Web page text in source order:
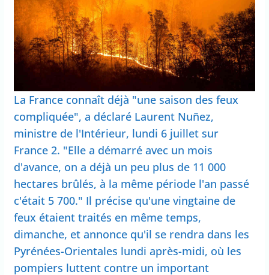
La France connaît déjà "une saison des feux
compliquée", a déclaré Laurent Nuñez,
ministre de l'Intérieur, lundi 6 juillet sur
France 2. "Elle a démarré avec un mois
d'avance, on a déjà un peu plus de 11 000
hectares brûlés, à la même période l'an passé
c'était 5 700." Il précise qu'une vingtaine de
feux étaient traités en même temps,
dimanche, et annonce qu'il se rendra dans les
Pyrénées-Orientales lundi après-midi, où les
pompiers luttent contre un important